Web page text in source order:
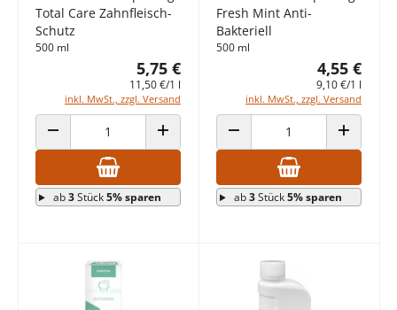
Total Care Zahnfleisch-
Schutz
500 ml
5,75 €
11,50 €/1 l
inkl. MwSt., zzgl. Versand
ANZAHL VERRINGERN ANZAHL ERHÖHEN
ab3Stück5% sparen
Fresh Mint Anti-
Bakteriell
500 ml
4,55 €
9,10 €/1 l
inkl. MwSt., zzgl. Versand
ANZAHL VERRINGERN ANZAHL
ab3Stück5% sparen